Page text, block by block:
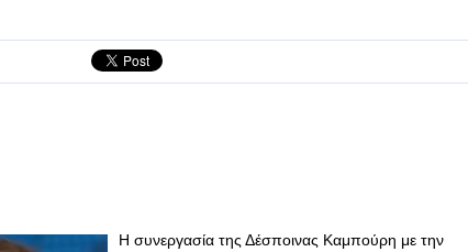
Η συνεργασία της Δέσποινας Καμπούρη με την